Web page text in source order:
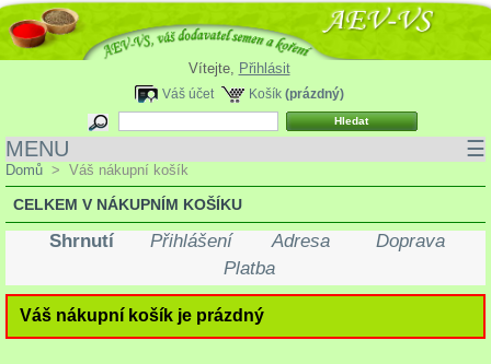
Vítejte, Přihlásit
Košík (prázdný)
Váš účet
MENU ☰
Domů > Váš nákupní košík
CELKEM V NÁKUPNÍM KOŠÍKU
Shrnutí Přihlášení Adresa
Doprava
Platba
Váš nákupní košík je prázdný